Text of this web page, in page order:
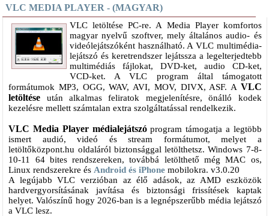
VLC MEDIA PLAYER - (MAGYAR)
VLC letöltése PC-re. A Media Player komfortos
magyar nyelvű szoftver, mely általános audio- és
videólejátszóként használható. A VLC multimédia-
lejátszó és keretrendszer lejátssza a legelterjedtebb
multimédiás fájlokat, DVD-ket, audio CD-ket,
VCD-ket. A VLC program által támogatott
formátumok MP3, OGG, WAV, AVI, MOV, DIVX, ASF. A VLC
letöltése után alkalmas feliratok megjelenítésre, önálló kodek
kezelésre mellett számtalan extra szolgáltatással rendelkezik.
VLC Media Player médialejátszóprogram támogatja a legtöbb
ismert audió, videó és stream formátumot, melyet a
letöltőközpont.hu oldaláról biztonsággal letölthetsz. Windows 7-8-
10-11 64 bites rendszereken, továbbá letölthető még MAC os,
Linux rendszerekre és Android és iPhone mobilokra. v3.0.20
A legújabb VLC verzióban az élő adások, az AMD eszközök
hardvergyorsításának javítása és biztonsági frissítések kaptak
helyet. Valószínű hogy 2026-ban is a legnépszerűbb média lejátszó
a VLC lesz.